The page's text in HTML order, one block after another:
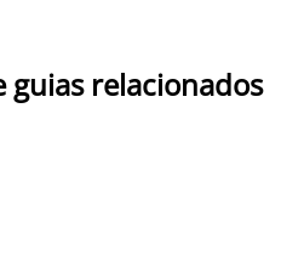
guias relacionados